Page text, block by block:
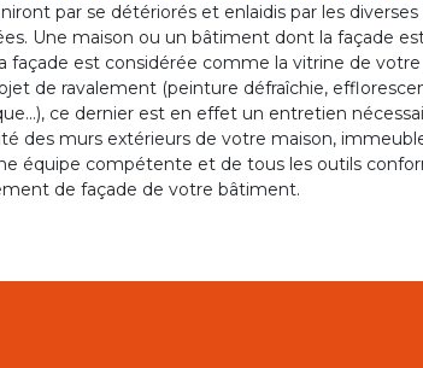
par se détériorés et enlaidis par les
Une maison ou un bâtiment dont la façade
façade est considérée comme la vitrine de
de ravalement (peinture défraîchie,
ce dernier est en effet un entretien
des murs extérieurs de votre maison,
équipe compétente et de tous les outils
de façade de votre bâtiment.